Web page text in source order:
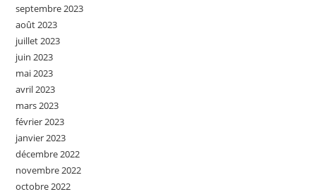
septembre 2023
août 2023
juillet 2023
juin 2023
mai 2023
avril 2023
mars 2023
février 2023
janvier 2023
décembre 2022
novembre 2022
octobre 2022